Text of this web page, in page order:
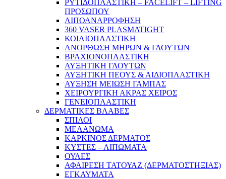
ΡΥΤΙΔΟΠΛΑΣΤΙΚΗ – FACELIFT – LIFTING
ΠΡΟΣΩΠΟΥ
ΛΙΠΟΑΝΑΡΡΟΦΗΣΗ
360 VASER PLASMATIGHT
ΚΟΙΛΙΟΠΛΑΣΤΙΚΗ
ΑΝΟΡΘΩΣΗ ΜΗΡΩΝ & ΓΛΟΥΤΩΝ
ΒΡΑΧΙΟΝΟΠΛΑΣΤΙΚΗ
ΑΥΞΗΤΙΚΗ ΓΛΟΥΤΩΝ
ΑΥΞΗΤΙΚΗ ΠΕΟΥΣ & ΑΙΔΙΟΠΛΑΣΤΙΚΗ
ΑΥΞΗΣΗ ΜΕΙΩΣΗ ΓΑΜΠΑΣ
ΧΕΙΡΟΥΡΓΙΚΗ ΑΚΡΑΣ ΧΕΙΡΟΣ
ΓΕΝΕΙΟΠΛΑΣΤΙΚΗ
ΔΕΡΜΑΤΙΚΕΣ ΒΛΑΒΕΣ
ΣΠΙΛΟΙ
ΜΕΛΑΝΩΜΑ
ΚΑΡΚΙΝΟΣ ΔΕΡΜΑΤΟΣ
ΚΥΣΤΕΣ – ΛΙΠΩΜΑΤΑ
ΟΥΛΕΣ
ΑΦΑΙΡΕΣΗ ΤΑΤΟΥΑΖ (ΔΕΡΜΑΤΟΣΤΗΞΙΑΣ)
ΕΓΚΑΥΜΑΤΑ